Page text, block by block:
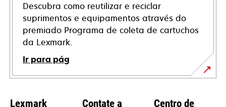
Descubra como reutilizar e reciclar
suprimentos e equipamentos através do
premiado Programa de coleta de cartuchos
da Lexmark.
Ir para pág
Lexmark Contate a Centro de